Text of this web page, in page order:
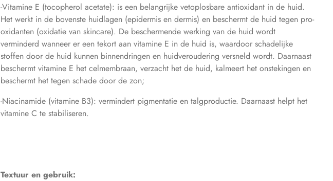
-Vitamine E (tocopherol acetate): is een belangrijke vetoplosbare antioxidant in de huid.
Het werkt in de bovenste huidlagen (epidermis en dermis) en beschermt de huid tegen pro-
oxidanten (oxidatie van skincare). De beschermende werking van de huid wordt
verminderd wanneer er een tekort aan vitamine E in de huid is, waardoor schadelijke
stoffen door de huid kunnen binnendringen en huidveroudering versneld wordt. Daarnaast
beschermt vitamine E het celmembraan, verzacht het de huid, kalmeert het onstekingen en
beschermt het tegen schade door de zon;
-Niacinamide (vitamine B3): vermindert pigmentatie en talgproductie. Daarnaast helpt het
vitamine C te stabiliseren.
Textuur en gebruik: